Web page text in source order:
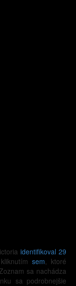
identifikoval 29
sem, ktoré
sa nachádza
sa podrobnejšie